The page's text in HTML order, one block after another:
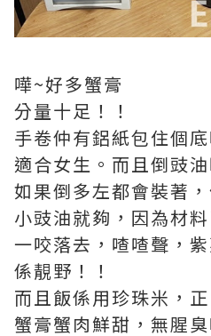
嘩~好多蟹膏
分量十足！！
手卷仲有鋁紙包住個
適合女生。而且倒豉油
如果倒多左都會裝著
小豉油就夠，因為材
一咬落去，喳喳聲，
係靚野！！
而且飯係用珍珠米，正
蟹膏蟹肉鮮甜，無腥臭